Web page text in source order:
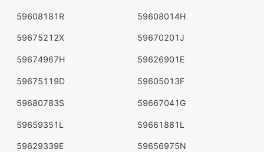
59608181R 59608014H
59675212X 59670201J
59674967H 59626901E
59675119D 59605013F
59680783S 59667041G
59659351L 59661881L
59629339E 59656975N